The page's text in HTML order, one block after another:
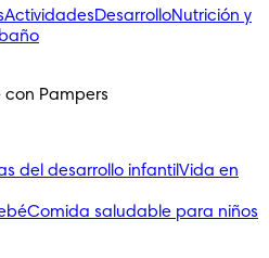
ActividadesDesarrolloNutrición y
Pampers
del desarrollo infantilVida en
Comida saludable para niños